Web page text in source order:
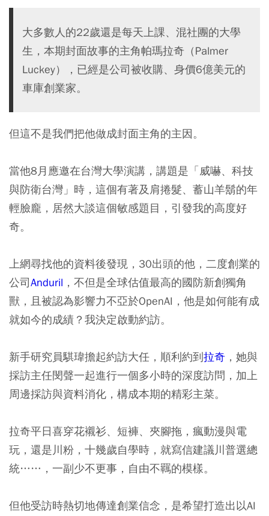
大多數人的22歲還是每天上課、混社團的大學
生，本期封面故事的主角帕瑪拉奇（Palmer
Luckey），已經是公司被收購、身價6億美元的
車庫創業家。
但這不是我們把他做成封面主角的主因。
當他8月應邀在台灣大學演講，講題是「威嚇、科技
與防衛台灣」時，這個有著及肩捲髮、蓄山羊鬍的年
輕臉龐，居然大談這個敏感題目，引發我的高度好
奇。
上網尋找他的資料後發現，30出頭的他，二度創業的
公司Anduril ，不但是全球估值最高的國防新創獨角
獸，且被認為影響力不亞於OpenAI，他是如何能有成
就如今的成績？我決定啟動約訪。
新手研究員騏瑋擔起約訪大任，順利約到拉奇 ，她與
採訪主任閔聲一起進行一個多小時的深度訪問，加上
周邊採訪與資料消化，構成本期的精彩主菜。
拉奇平日喜穿花襯衫、短褲、夾腳拖，瘋動漫與電
玩，還是川粉，十幾歲自學時，就寫信建議川普選總
統……，一副少不更事，自由不羈的模樣。
但他受訪時熱切地傳達創業信念，是希望打造出以AI